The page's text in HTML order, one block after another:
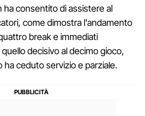
ha consentito di assistere al
come dimostra l'andamento
break e immediati
decisivo al decimo gioco,
ha ceduto servizio e parziale.